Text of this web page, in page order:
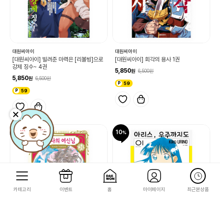
대원씨아이
[대원씨아이] 빌려준 마력은 [리볼빙]으로
강제 징수~ 4권
5,850
6,500
59
대원씨아이
[대원씨아이] 회각의 용사 1권
5,850
6,500
59
10 10
카테고리 이벤트 홈 마이페이지 최근본상품